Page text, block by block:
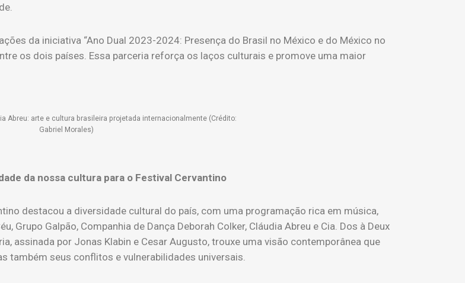
da iniciativa “Ano Dual 2023-2024: Presença do Brasil no México e do México no
os dois países. Essa parceria reforça os laços culturais e promove uma maior
Abreu: arte e cultura brasileira projetada internacionalmente (Crédito:
Gabriel Morales)
da nossa cultura para o Festival Cervantino
destacou a diversidade cultural do país, com uma programação rica em música,
Grupo Galpão, Companhia de Dança Deborah Colker, Cláudia Abreu e Cia. Dos à Deux
assinada por Jonas Klabin e Cesar Augusto, trouxe uma visão contemporânea que
também seus conflitos e vulnerabilidades universais.